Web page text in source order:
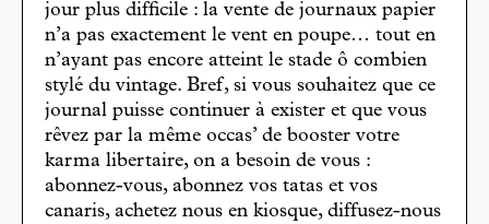
jour plus difficile : la vente de journaux papier
n’a pas exactement le vent en poupe… tout en
n’ayant pas encore atteint le stade ô combien
stylé du vintage. Bref, si vous souhaitez que ce
journal puisse continuer à exister et que vous
rêvez par la même occas’ de booster votre
karma libertaire, on a besoin de vous :
abonnez-vous, abonnez vos tatas et vos
canaris, achetez nous en kiosque, diffusez-nous